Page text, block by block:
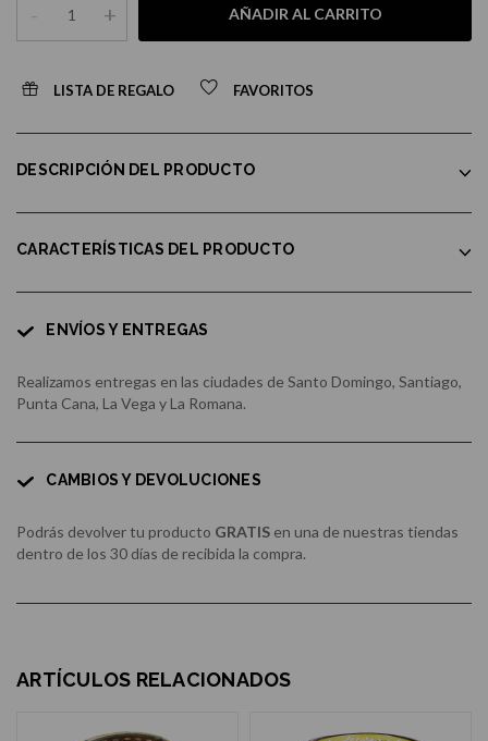
- + AÑADIR AL CARRITO
LISTA DE REGALO FAVORITOS
DESCRIPCIÓN DEL PRODUCTO
CARACTERÍSTICAS DEL PRODUCTO
ENVÍOS Y ENTREGAS
Realizamos entregas en las ciudades de Santo Domingo, Santiago,
Punta Cana, La Vega y La Romana.
CAMBIOS Y DEVOLUCIONES
Podrás devolver tu producto GRATIS en una de nuestras tiendas
dentro de los 30 días de recibida la compra.
ARTÍCULOS RELACIONADOS